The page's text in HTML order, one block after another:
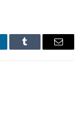
Tumblr Email